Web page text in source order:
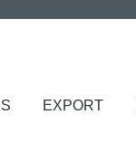
EXPORT